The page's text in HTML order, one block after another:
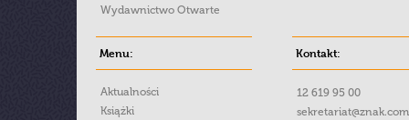
Wydawnictwo Otwarte
Menu:
Aktualności
Książki
Kontakt:
12 619 95 00